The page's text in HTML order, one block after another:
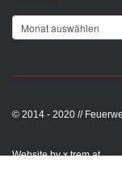
© 2014 - 2020 //
Website by x.trem.at